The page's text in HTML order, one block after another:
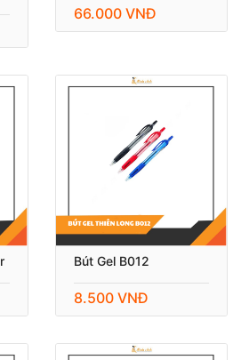
66.000 VNĐ
Bút Gel B012
8.500 VNĐ